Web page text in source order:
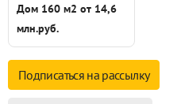
Дом 160 м2 от 14,6
млн.руб.
Подписаться на рассылку